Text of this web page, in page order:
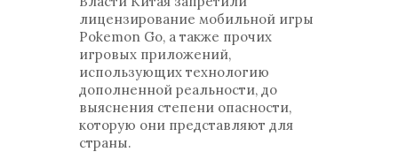
лицензирование мобильной игры
Pokemon Go, а также прочих
игровых приложений,
использующих технологию
дополненной реальности, до
выяснения степени опасности,
которую они представляют для
страны.